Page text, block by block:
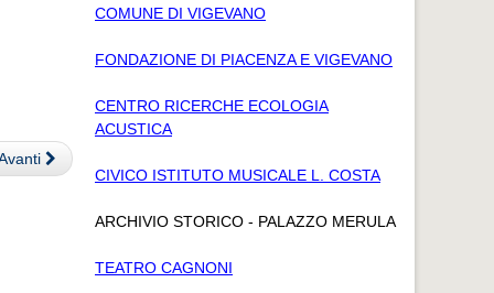
COMUNE DI VIGEVANO
FONDAZIONE DI PIACENZA E VIGEVANO
CENTRO RICERCHE ECOLOGIA
ACUSTICA
CIVICO ISTITUTO MUSICALE L. COSTA
ARCHIVIO STORICO - PALAZZO MERULA
TEATRO CAGNONI